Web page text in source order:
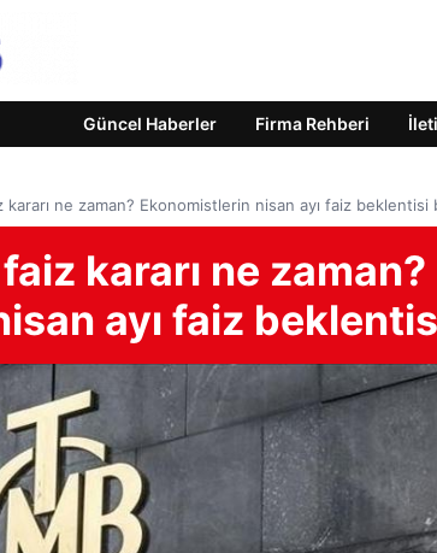
Güncel Haberler Firma Rehberi
kararı ne zaman? Ekonomistlerin nisan ayı faiz beklentisi
kararı ne zaman?
ayı faiz